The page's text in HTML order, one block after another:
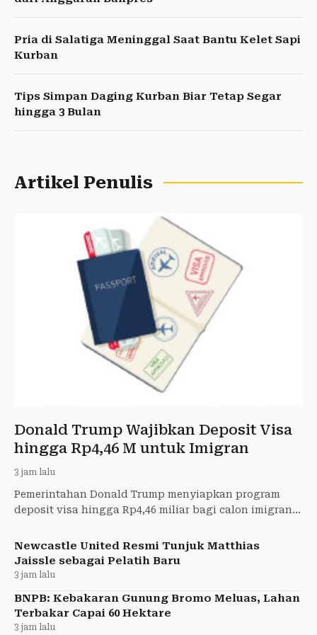
Pria di Salatiga Meninggal Saat Bantu Kelet Sapi
Kurban
Tips Simpan Daging Kurban Biar Tetap Segar
hingga 3 Bulan
Artikel Penulis
Donald Trump Wajibkan Deposit Visa
hingga Rp4,46 M untuk Imigran
3 jam lalu
Pemerintahan Donald Trump menyiapkan program
deposit visa hingga Rp4,46 miliar bagi calon imigran
imigrasi.
Newcastle United Resmi Tunjuk Matthias
Jaissle sebagai Pelatih Baru
3 jam lalu
BNPB: Kebakaran Gunung Bromo Meluas, Lahan
Terbakar Capai 60 Hektare
3 jam lalu